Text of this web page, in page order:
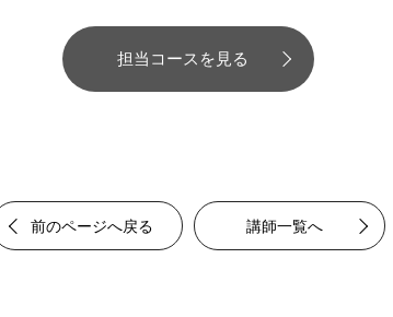
担当コースを見る
前のページへ戻る 講師一覧へ